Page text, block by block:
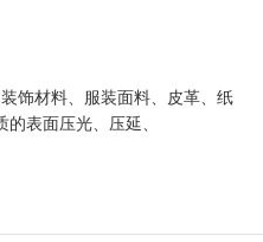
饰材料、服装面料、皮革、纸
表面压光、压延、